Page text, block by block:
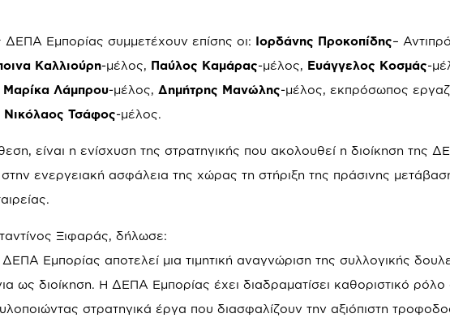
ΔΕΠΑ Εμπορίας συμμετέχουν επίσης οι: Ιορδάνης Προκοπίδης–
Καλλιούρη-μέλος, Παύλος Καμάρας-μέλος, Ευάγγελος Κοσμάς-
Μαρίκα Λάμπρου-μέλος, Δημήτρης Μανώλης-μέλος, εκπρόσωπος
Νικόλαος Τσάφος-μέλος.
είναι η ενίσχυση της στρατηγικής που ακολουθεί η διοίκηση της
ενεργειακή ασφάλεια της χώρας τη στήριξη της πράσινης
Ξιφαράς, δήλωσε:
Εμπορίας αποτελεί μια τιμητική αναγνώριση της συλλογικής
ως διοίκηση. Η ΔΕΠΑ Εμπορίας έχει διαδραματίσει καθοριστικό ρόλο
στρατηγικά έργα που διασφαλίζουν την αξιόπιστη